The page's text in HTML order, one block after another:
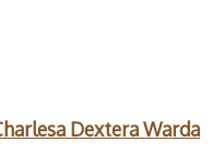
Dextera Warda